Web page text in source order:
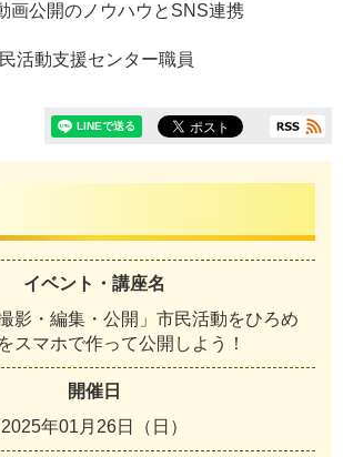
画公開のノウハウとSNS連携
活動支援センター職員
イベント・講座名
影・編集・公開」市民活動をひろめ
スマホで作って公開しよう！
開催日
2025年01月26日（日）